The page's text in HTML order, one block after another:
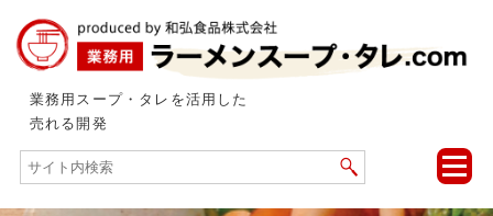
業務用スープ・タレを活用した
売れる開発
toggle